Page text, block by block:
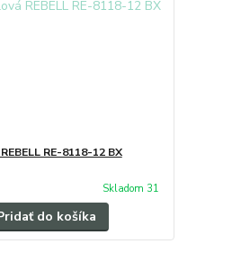
RE-8118-12 BX
Skladom 31
do košíka